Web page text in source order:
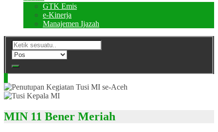
GTK Emis
e-Kinerja
Manajemen Ijazah
MIN 11 Bener Meriah